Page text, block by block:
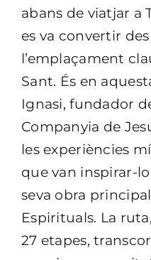
abans de viatjar a
es va convertir des
l’emplaçament
Sant. És en
Ignasi, fundador
Companyia de
les experiències
que van inspirar-
seva obra
Espirituals. La
27 etapes,